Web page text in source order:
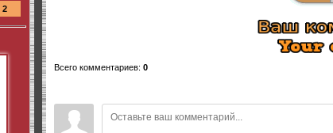
2
Всего комментариев: 0